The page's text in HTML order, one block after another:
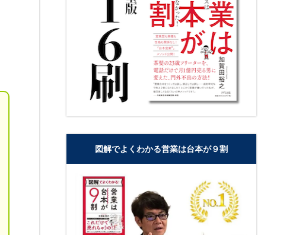
図解でよくわかる営業は台本が９割